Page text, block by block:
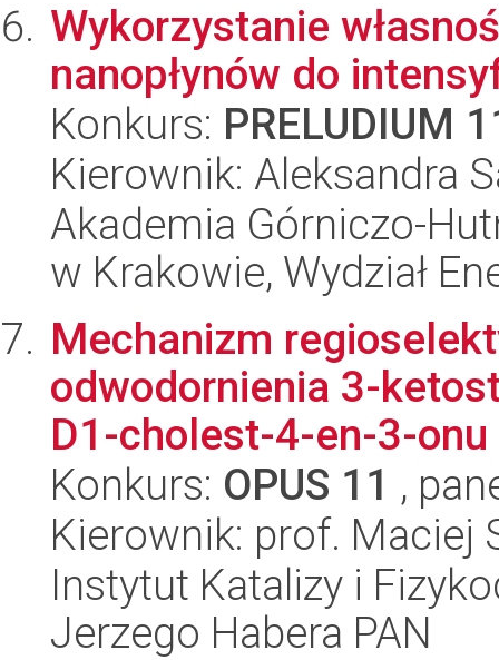
Wykorzystanie
nanopłynów do
Konkurs: PRELUDIUM
Kierownik: Aleksandra
Akademia Górniczo-
w Krakowie, Wydział
Mechanizm
odwodornienia 3-
D1-cholest-4-en-3-onu
Konkurs: OPUS 11 ,
Kierownik: prof. Maciej
Instytut Katalizy i
Jerzego Habera PAN